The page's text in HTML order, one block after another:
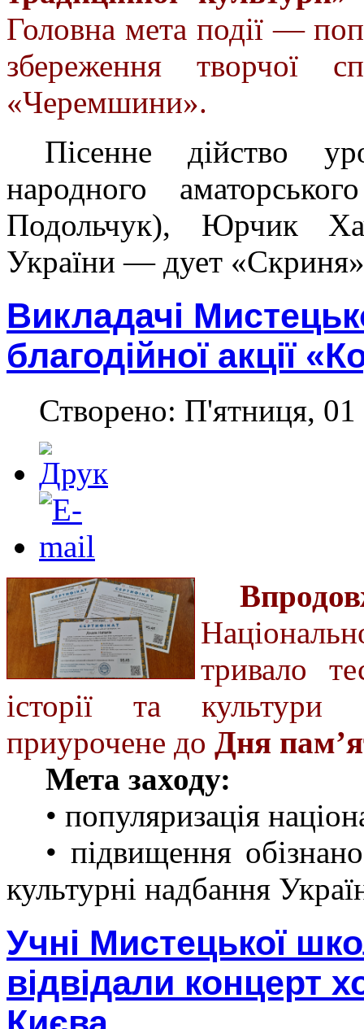
Головна мета події —
збереження творчої
«Черемшини».
Пісенне дійство
народного
Подольчук), Юрчик
України — дует
Викладачі
благодійної акції
Створено: П'ятниця,
тривало
історії та
приурочене до Дня
Мета заходу:
• популяризація
• підвищення
культурні надбання
Учні Мистецької
відвідали концерт